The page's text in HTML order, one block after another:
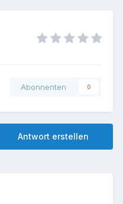
Abonnenten 0
Antwort erstellen